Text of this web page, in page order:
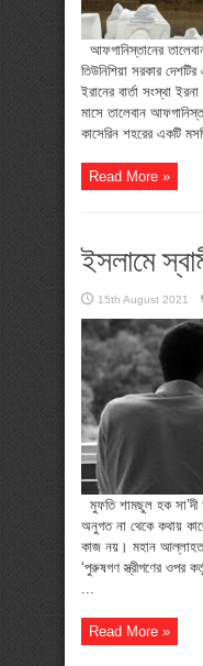
আফগানিস্তানের
তিউনিশিয়া সরকার
ইরানের বার্তা সংস্থা
মাসে তালেবান
কাসেরিন শহরের একটি
Read More »
ইসলামে
15th August 2021
মুফতি শামছুল হক সা’দী
অনুগত না থেকে কথায়
কাজ নয়। মহান
‘পুরুষগণ স্ত্রীগণের ওপর
...
Read More »